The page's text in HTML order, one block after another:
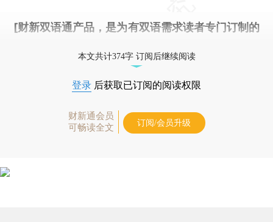
[财新双语通产品，是为有双语需求读者专门订制的
本文共计374字 订阅后继续阅读
登录 后获取已订阅的阅读权限
财新通会员
可畅读全文
订阅/会员升级